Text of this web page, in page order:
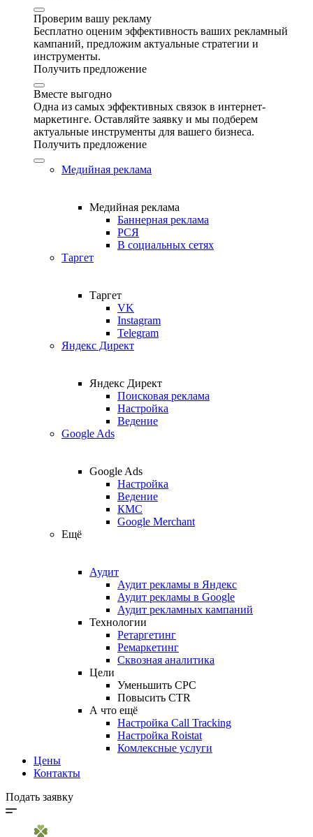
Проверим вашу рекламу
Бесплатно оценим эффективность ваших рекламный
кампаний, предложим актуальные стратегии и
инструменты.
Получить предложение
Вместе выгодно
Одна из самых эффективных связок в интернет-
маркетинге. Оставляйте заявку и мы подберем
актуальные инструменты для вашего бизнеса.
Получить предложение
Медийная реклама
Медийная реклама
Баннерная реклама
РСЯ
В социальных сетях
Таргет
Таргет
VK
Instagram
Telegram
Яндекс Директ
Яндекс Директ
Поисковая реклама
Настройка
Ведение
Google Ads
Google Ads
Настройка
Ведение
КМС
Google Merchant
Ещё
Аудит
Аудит рекламы в Яндекс
Аудит рекламы в Google
Аудит рекламных кампаний
Технологии
Ретаргетинг
Ремаркетинг
Сквозная аналитика
Цели
Уменьшить CPC
Повысить CTR
А что ещё
Настройка Call Tracking
Настройка Roistat
Комлексные услуги
Цены
Контакты
Подать заявку